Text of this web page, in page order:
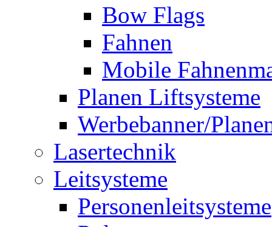
Bow Flags
Fahnen
Mobile
Planen Liftsysteme
Werbebanner/
Lasertechnik
Leitsysteme
Personenleitsysteme